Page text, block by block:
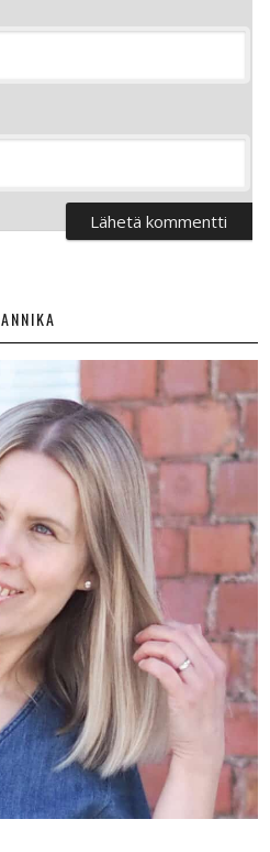
ANNIKA